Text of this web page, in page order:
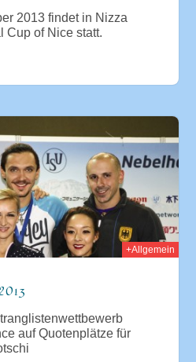
2013 findet in Nizza
Cup of Nice statt.
+Allgemein
auf Quotenplätze für